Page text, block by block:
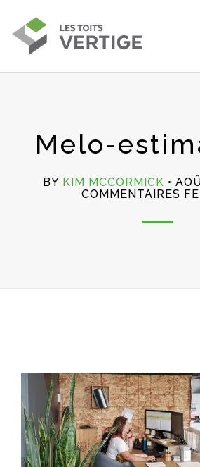
Melo-
BY KIM MCCORMICK
COMMENTAIRES